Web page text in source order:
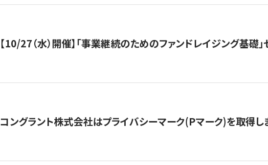
【10/27（水）開催】「事業継続のためのファンドレイジング基礎
コングラント株式会社はプライバシーマーク(Pマーク)を取得し